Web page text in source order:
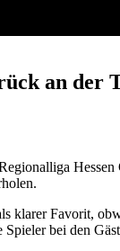
an der
klarer Favorit,
bei den